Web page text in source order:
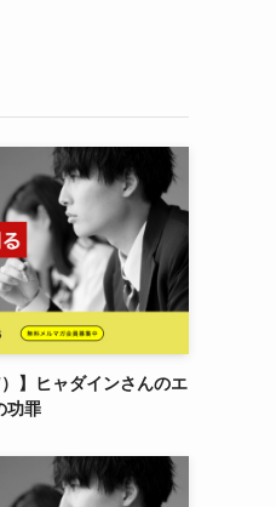
】ヒャダインさんのエ
功罪